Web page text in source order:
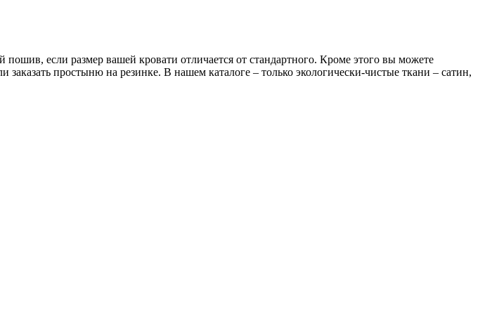
если размер вашей кровати отличается от стандартного. Кроме этого вы можете
простыню на резинке. В нашем каталоге – только экологически-чистые ткани – сатин,